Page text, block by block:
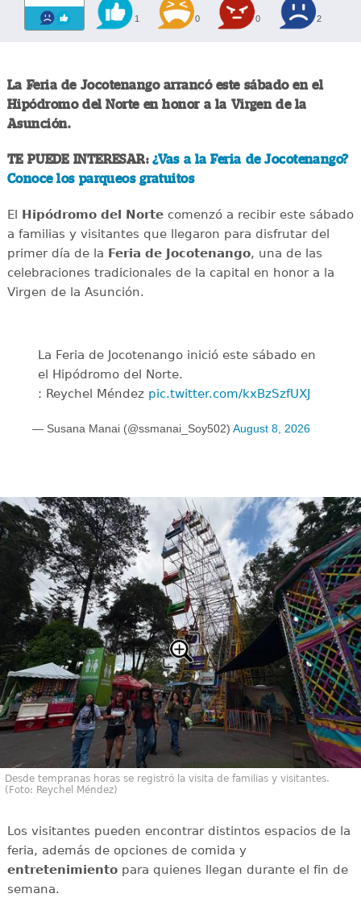
1 0 0 2
La Feria de Jocotenango arrancó este sábado en el
Hipódromo del Norte en honor a la Virgen de la
Asunción.
TE PUEDE INTERESAR:¿Vas a la Feria de Jocotenango?
Conoce los parqueos gratuitos
El Hipódromo del Nortecomenzó a recibir este sábado
a familias y visitantes que llegaron para disfrutar del
primer día de la Feria de Jocotenango, una de las
celebraciones tradicionales de la capital en honor a la
Virgen de la Asunción.
La Feria de Jocotenango inició este sábado en
el Hipódromo del Norte.
: Reychel Méndez pic.twitter.com/kxBzSzfUXJ
— Susana Manai (@ssmanai_Soy502) August 8, 2026
Desde tempranas horas se registró la visita de familias y visitantes.
(Foto: Reychel Méndez)
Los visitantes pueden encontrar distintos espacios de la
feria, además de opciones de comida y
entretenimientopara quienes llegan durante el fin de
semana.